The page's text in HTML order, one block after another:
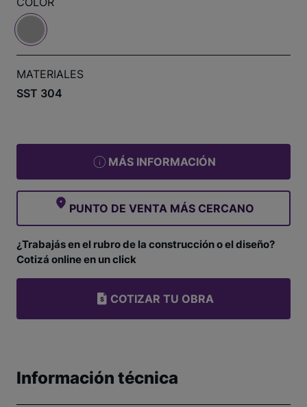
MATERIALES
SST 304
MÁS INFORMACIÓN
PUNTO DE VENTA MÁS CERCANO
¿Trabajás en el rubro de la construcción o el diseño?
Cotizá online en un click
COTIZAR TU OBRA
Información técnica